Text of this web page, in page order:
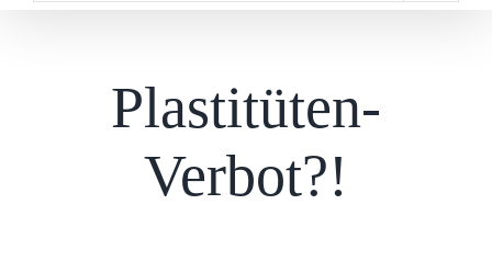
Plastitüten-
Verbot?!